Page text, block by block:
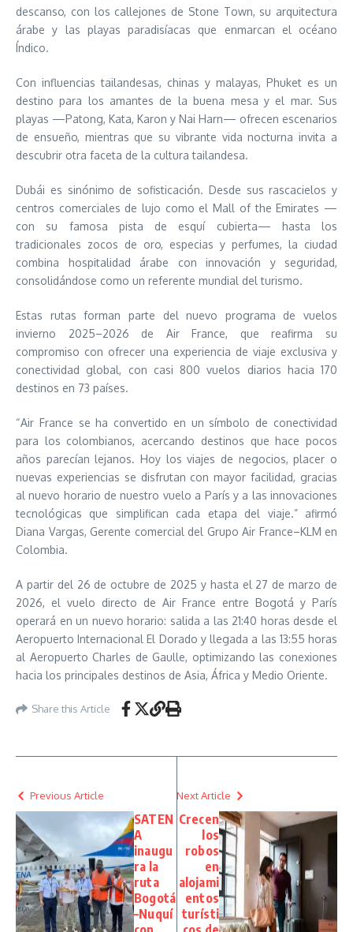
descanso, con los callejones de Stone Town, su arquitectura
árabe y las playas paradisíacas que enmarcan el océano
Índico.
Con influencias tailandesas, chinas y malayas, Phuket es un
destino para los amantes de la buena mesa y el mar. Sus
playas —Patong, Kata, Karon y Nai Harn— ofrecen escenarios
de ensueño, mientras que su vibrante vida nocturna invita a
descubrir otra faceta de la cultura tailandesa.
Dubái es sinónimo de sofisticación. Desde sus rascacielos y
centros comerciales de lujo como el Mall of the Emirates —
con su famosa pista de esquí cubierta— hasta los
tradicionales zocos de oro, especias y perfumes, la ciudad
combina hospitalidad árabe con innovación y seguridad,
consolidándose como un referente mundial del turismo.
Estas rutas forman parte del nuevo programa de vuelos
invierno 2025–2026 de Air France, que reafirma su
compromiso con ofrecer una experiencia de viaje exclusiva y
conectividad global, con casi 800 vuelos diarios hacia 170
destinos en 73 países.
“Air France se ha convertido en un símbolo de conectividad
para los colombianos, acercando destinos que hace pocos
años parecían lejanos. Hoy los viajes de negocios, placer o
nuevas experiencias se disfrutan con mayor facilidad, gracias
al nuevo horario de nuestro vuelo a París y a las innovaciones
tecnológicas que simplifican cada etapa del viaje.” afirmó
Diana Vargas, Gerente comercial del Grupo Air France–KLM en
Colombia.
A partir del 26 de octubre de 2025 y hasta el 27 de marzo de
2026, el vuelo directo de Air France entre Bogotá y París
operará en un nuevo horario: salida a las 21:40 horas desde el
Aeropuerto Internacional El Dorado y llegada a las 13:55 horas
al Aeropuerto Charles de Gaulle, optimizando las conexiones
hacia los principales destinos de Asia, África y Medio Oriente.
Share this Article
Previous Article
SATEN
A
inaugu
ra la
ruta
Bogotá
–Nuquí
Next Article
Crecen
los
robos
en
alojami
entos
turísti